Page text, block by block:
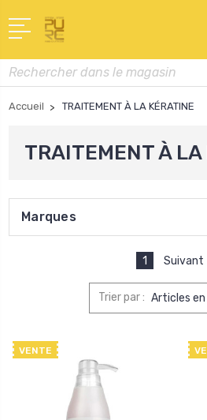
Recherche
Accueil TRAITEMENT À LA KÉRATINE
TRAITEMENT À LA
Marques
1 Suivant
Trier par :
VENTE